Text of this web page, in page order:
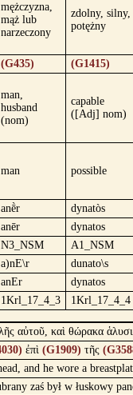
mężczyzna,
mąż lub
narzeczony
zdolny, silny,
potężny
(G435) (G1415)
man,
husband
(nom)
capable
([Adj] nom)
man possible
anḕr dynatòs
anēr dynatos
N3_NSM A1_NSM
a)nE\r dunato\s
anEr dynatos
1Krl_17_4_3 1Krl_17_4_4
αὐτοῦ, καὶ θώρακα
ἐπὶ (G1909) τῆς
and he wore a
zaś był w łuskowy